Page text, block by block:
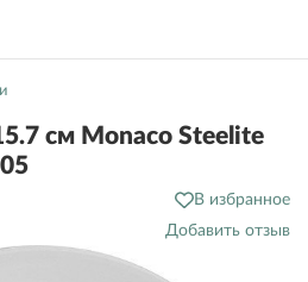
см Monaco Steelite
В избранное
Добавить отзыв